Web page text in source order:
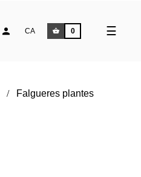
☰
CA 0
Falgueres plantes